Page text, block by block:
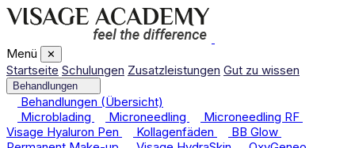
Menü ✕
Startseite Schulungen Zusatzleistungen Gut zu wissen
Behandlungen
Behandlungen (Übersicht)
Microblading
Microneedling
Microneedling RF
Visage Hyaluron Pen
Kollagenfäden
BB Glow